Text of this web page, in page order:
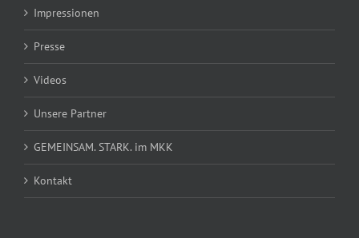
Impressionen
Presse
Videos
Unsere Partner
GEMEINSAM. STARK. im MKK
Kontakt